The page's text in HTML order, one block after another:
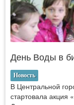
День Воды в
Новость
В Центральной
стартовала акция